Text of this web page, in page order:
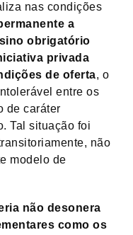
nas condições
a
obrigatório
privada
de oferta, o
entre os
de caráter
Tal situação foi
não
modelo de
não desonera
como os